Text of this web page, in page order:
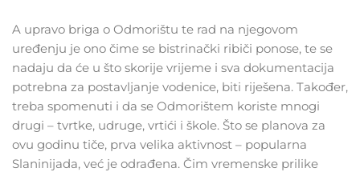
A upravo briga o Odmorištu te rad na njegovom
uređenju je ono čime se bistrinački ribiči ponose, te se
nadaju da će u što skorije vrijeme i sva dokumentacija
potrebna za postavljanje vodenice, biti riješena. Također,
treba spomenuti i da se Odmorištem koriste mnogi
drugi – tvrtke, udruge, vrtići i škole. Što se planova za
ovu godinu tiče, prva velika aktivnost – popularna
Slaninijada, već je odrađena. Čim vremenske prilike